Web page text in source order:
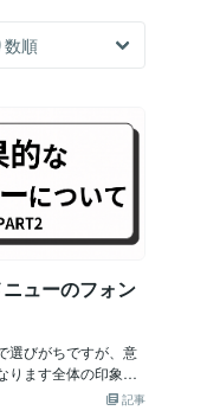
ニューのフォン
選びがちですが、意
ります全体の印象を
す。例えば…【ゴシ
記事